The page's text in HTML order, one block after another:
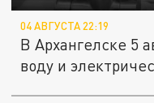
04 АВГУСТА 22:19
В Архангелске 5
воду и